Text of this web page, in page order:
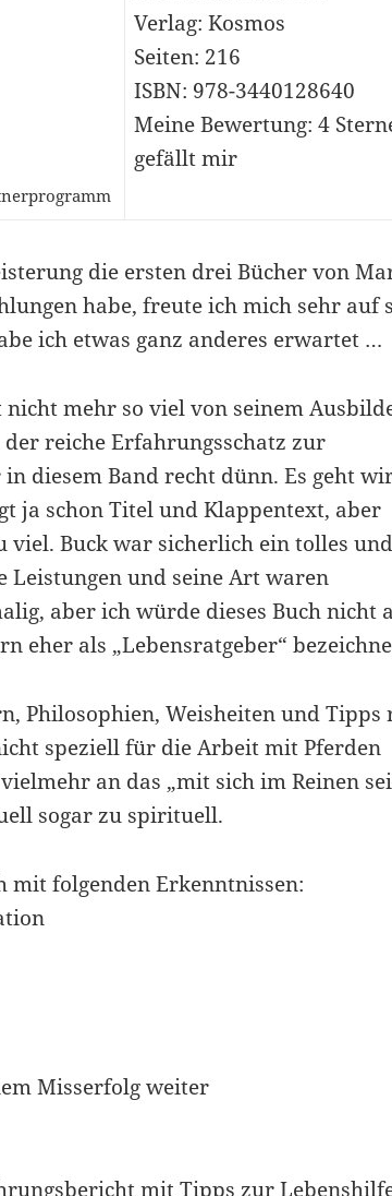
Verlag: Kosmos
Seiten: 216
ISBN: 978-3440128640
Meine Bewertung: 4
gefällt mir
die ersten drei Bücher von
habe, freute ich mich sehr auf
ich etwas ganz anderes erwartet …
mehr so viel von seinem
reiche Erfahrungsschatz zur
diesem Band recht dünn. Es geht
ja schon Titel und Klappentext, aber
viel. Buck war sicherlich ein tolles und
Leistungen und seine Art waren
aber ich würde dieses Buch nicht
eher als „Lebensratgeber“
Philosophien, Weisheiten und Tipps
speziell für die Arbeit mit Pferden
an das „mit sich im Reinen
sogar zu spirituell.
mit folgenden Erkenntnissen:
Misserfolg weiter
mit Tipps zur